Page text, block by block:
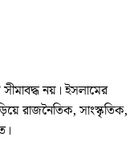
নয়। ইসলামের
রাজনৈতিক, সাংস্কৃতিক,